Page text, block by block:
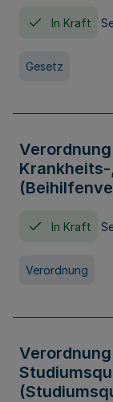
In Kraft
Gesetz
In Kraft
Verordnung